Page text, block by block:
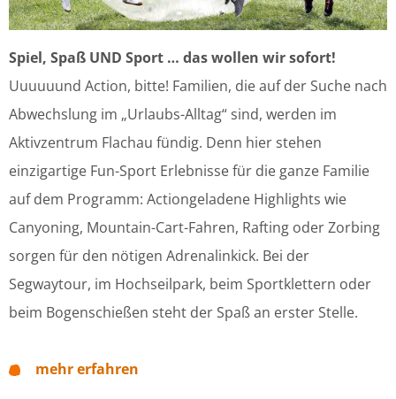
Spiel, Spaß UND Sport … das wollen wir sofort!
Uuuuuund Action, bitte! Familien, die auf der Suche nach
Abwechslung im „Urlaubs-Alltag“ sind, werden im
Aktivzentrum Flachau fündig. Denn hier stehen
einzigartige Fun-Sport Erlebnisse für die ganze Familie
auf dem Programm: Actiongeladene Highlights wie
Canyoning, Mountain-Cart-Fahren, Rafting oder Zorbing
sorgen für den nötigen Adrenalinkick. Bei der
Segwaytour, im Hochseilpark, beim Sportklettern oder
beim Bogenschießen steht der Spaß an erster Stelle.
mehr erfahren